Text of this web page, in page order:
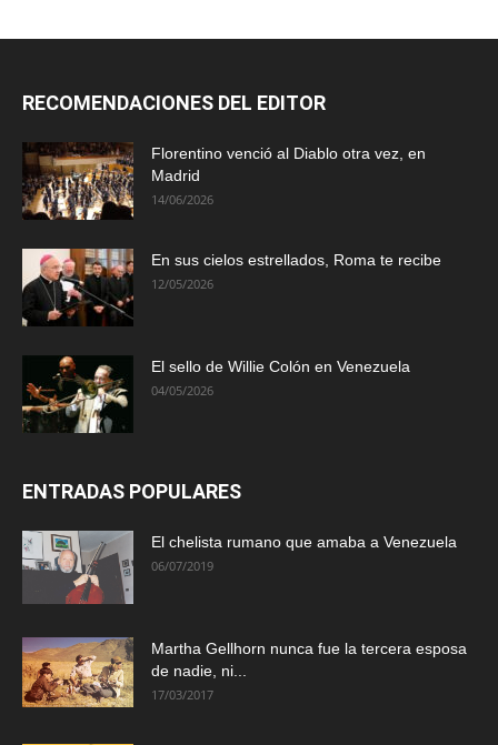
RECOMENDACIONES DEL EDITOR
Florentino venció al Diablo otra vez, en
Madrid
14/06/2026
En sus cielos estrellados, Roma te recibe
12/05/2026
El sello de Willie Colón en Venezuela
04/05/2026
ENTRADAS POPULARES
El chelista rumano que amaba a Venezuela
06/07/2019
Martha Gellhorn nunca fue la tercera esposa
de nadie, ni...
17/03/2017